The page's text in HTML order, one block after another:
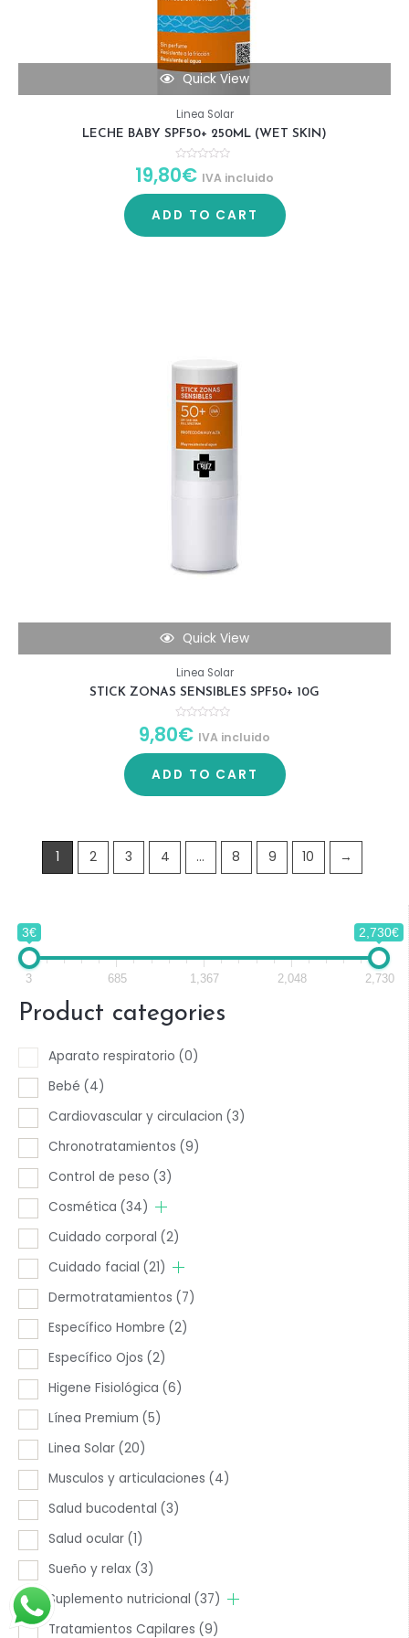
3€ 2,730€
3 685 1,367 2,048 2,730
Product categories
Aparato respiratorio (0)
Bebé (4)
Cardiovascular y circulacion (3)
Chronotratamientos (9)
Control de peso (3)
Cosmética (34)
Cuidado corporal (2)
Cuidado facial (21)
Dermotratamientos (7)
Específico Hombre (2)
Específico Ojos (2)
Higene Fisiológica (6)
Línea Premium (5)
Linea Solar (20)
Musculos y articulaciones (4)
Salud bucodental (3)
Salud ocular (1)
Sueño y relax (3)
Suplemento nutricional (37)
Tratamientos Capilares (9)
Quick View
Linea Solar
LECHE BABY SPF50+ 250ML (WET SKIN)
R
a
d
0
u
19,80€ IVA incluido
ADD TO CART
Quick View
Linea Solar
STICK ZONAS SENSIBLES SPF50+ 10G
R
a
d
0
u
9,80€ IVA incluido
ADD TO CART
1 2 3 4 … 8 9 10 →